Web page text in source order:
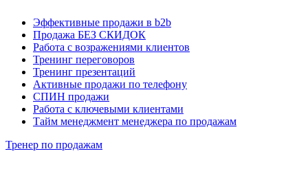
Эффективные продажи в b2b
Продажа БЕЗ СКИДОК
Работа с возражениями клиентов
Тренинг переговоров
Тренинг презентаций
Активные продажи по телефону
СПИН продажи
Работа с ключевыми клиентами
Тайм менеджмент менеджера по продажам
Тренер по продажам